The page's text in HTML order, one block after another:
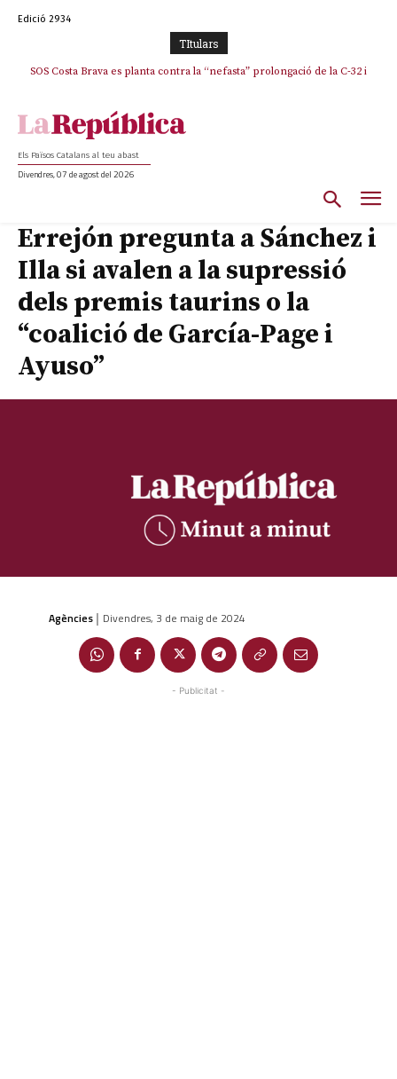
Edició 2934
TItulars
SOS Costa Brava es planta contra la “nefasta” prolongació de la C-32 i
Els Països Catalans al teu abast
Divendres, 07 de agost del 2026
Errejón pregunta a Sánchez i
Illa si avalen a la supressió
dels premis taurins o la
“coalició de García-Page i
Ayuso”
Agències | Divendres, 3 de maig de 2024
- Publicitat -